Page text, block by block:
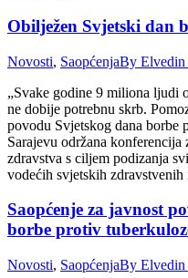
Obilježen Svjetski dan
Novosti, SaopćenjaBy
„Svake godine 9 miliona ljudi
ne dobije potrebnu skrb.
povodu Svjetskog dana borbe
Sarajevu održana
zdravstva s ciljem podizanja
vodećih svjetskih
Saopćenje za javnost
borbe protiv
Novosti, SaopćenjaBy